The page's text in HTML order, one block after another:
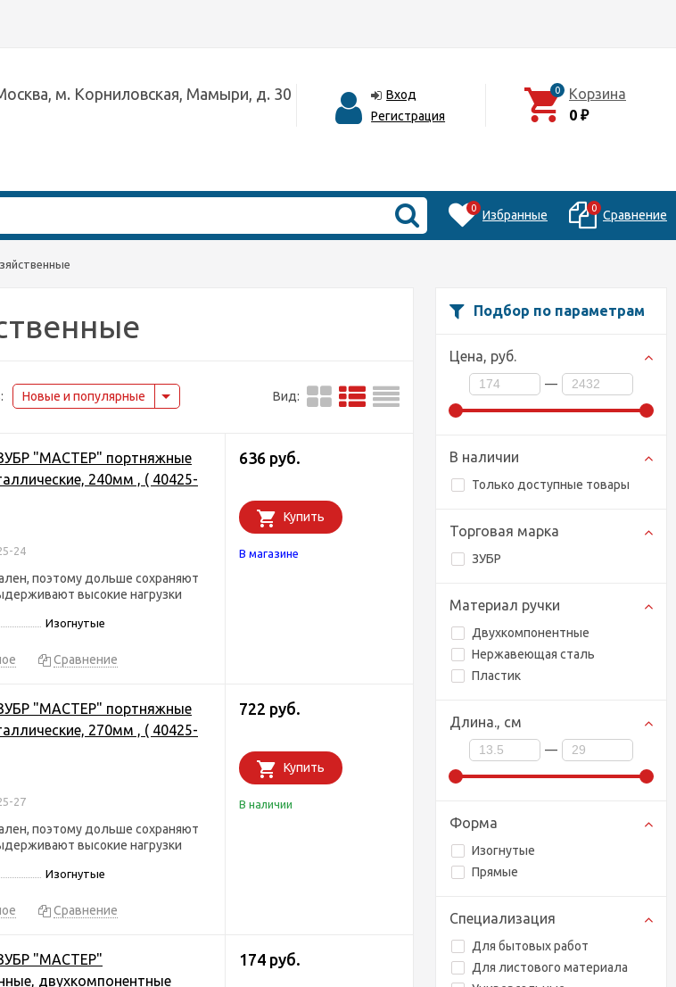
м. Корниловская, Мамыри, д. 30
Вход
Регистрация
0
Корзина
0 ₽
0 Избранные 0 Сравнение
Подбор по параметрам
Цена, руб.
—
В наличии
Только доступные товары
Торговая марка
ЗУБР
Материал ручки
Двухкомпонентные
Нержавеющая сталь
Пластик
Длина., см
—
Форма
Изогнутые
Прямые
Специализация
Для бытовых работ
Для листового материала
Новые и популярные Вид:
"МАСТЕР" портняжные
240мм , ( 40425-
24
поэтому дольше сохраняют
высокие нагрузки
Изогнутые
636 руб.
Купить
В магазине
Сравнение
"МАСТЕР" портняжные
270мм , ( 40425-
27
поэтому дольше сохраняют
высокие нагрузки
Изогнутые
722 руб.
Купить
В наличии
Сравнение
"МАСТЕР"
двухкомпонентные
174 руб.